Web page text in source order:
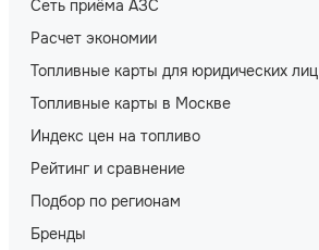
Сеть приёма АЗС
Расчет экономии
Топливные карты для юридических лиц
Топливные карты в Москве
Индекс цен на топливо
Рейтинг и сравнение
Подбор по регионам
Бренды